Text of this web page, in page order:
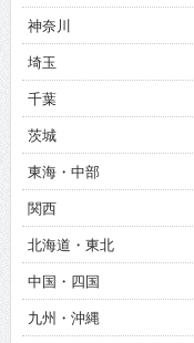
神奈川
埼玉
千葉
茨城
東海・中部
関西
北海道・東北
中国・四国
九州・沖縄